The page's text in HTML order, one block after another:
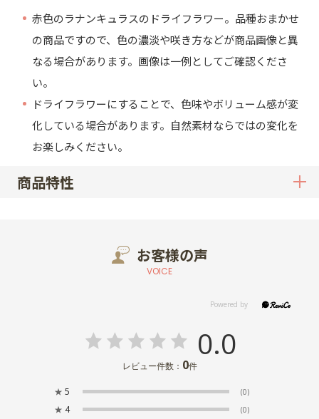
商品特性
赤色のラナンキュラスのドライフラワー。品種おまかせ
の商品ですので、色の濃淡や咲き方などが商品画像と異
なる場合があります。画像は一例としてご確認くださ
い。
ドライフラワーにすることで、色味やボリューム感が変
化している場合があります。自然素材ならではの変化を
お楽しみください。
お客様の声
VOICE
0.0
レビュー件数： 0件
★ 5 (0)
★ 4 (0)